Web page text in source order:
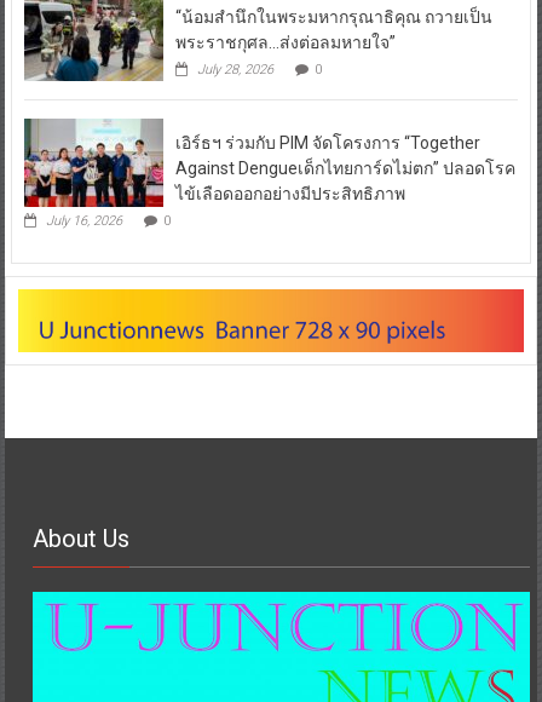
“น้อมสำนึกในพระมหากรุณาธิคุณ ถวายเป็น
พระราชกุศล…ส่งต่อลมหายใจ”
July 28, 2026 0
เอิร์ธฯ ร่วมกับ PIM จัดโครงการ “Together
Against Dengueเด็กไทยการ์ดไม่ตก” ปลอดโรค
ไข้เลือดออกอย่างมีประสิทธิภาพ
July 16, 2026 0
About Us